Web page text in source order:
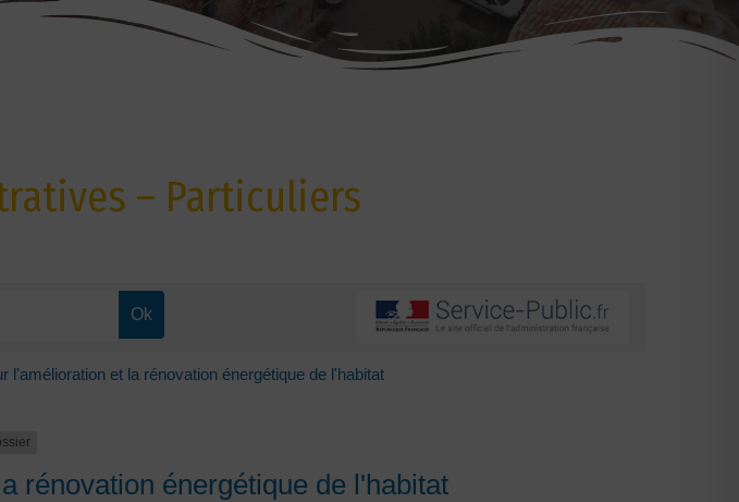
– Particuliers
l'amélioration et la rénovation énergétique de l'habitat
rénovation énergétique de l'habitat